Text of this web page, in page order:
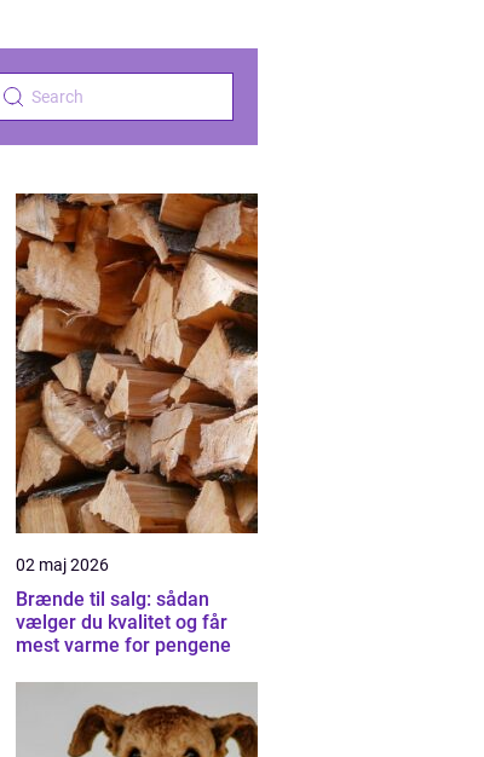
02 maj 2026
Brænde til salg: sådan
vælger du kvalitet og får
mest varme for pengene